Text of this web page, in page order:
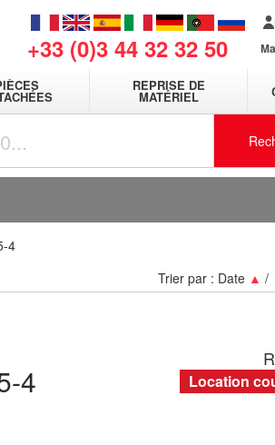
+33 (0)3 44 32 32 50
REPRISE DE
MATÉRIEL
4
Trier par : Date ▲ /
4 Location